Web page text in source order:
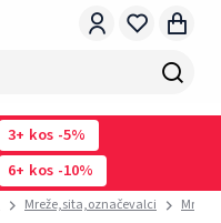
3 kos -5%
6
kos -10%
Mreže,sita,označevalci Mreže